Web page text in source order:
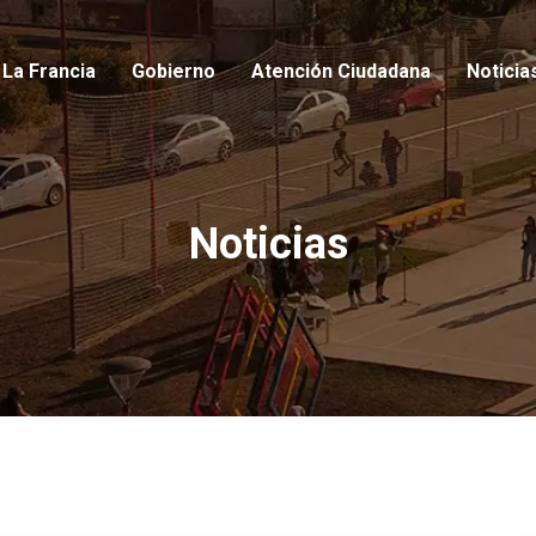
La Francia Gobierno Atención Ciudadana
Noticias